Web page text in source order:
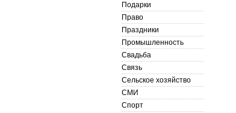
Подарки
Право
Праздники
Промышленность
Свадьба
Связь
Сельское хозяйство
СМИ
Спорт